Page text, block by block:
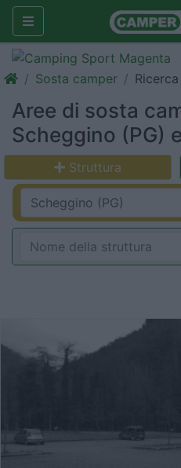
Sosta camper Ricerca
Aree di sosta
Scheggino (PG)
Struttura